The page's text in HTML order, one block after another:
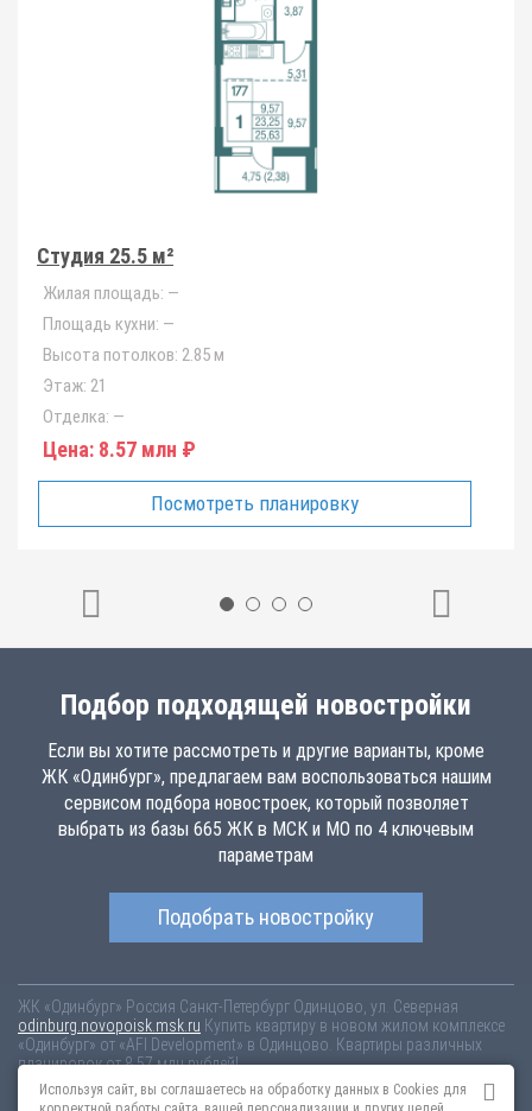
Студия 25.5 м²
Жилая площадь: —
Площадь кухни: —
Высота потолков: 2.85 м
Этаж: 21
Отделка: —
Цена: 8.57 млн ₽
Посмотреть планировку
Подбор подходящей новостройки
Если вы хотите рассмотреть и другие варианты, кроме
ЖК «Одинбург», предлагаем вам воспользоваться нашим
сервисом подбора новостроек, который позволяет
выбрать из базы 665 ЖК в МСК и МО по 4 ключевым
параметрам
Подобрать новостройку
ЖК «Одинбург» Россия Санкт-Петербург Одинцово, ул. Северная
odinburg.novopoisk.msk.ru Купить квартиру в новом жилом комплексе
«Одинбург» от «AFI Development» в Одинцово. Квартиры различных
планировок от 8.57 млн рублей!
Новостройки Санкт-ПетербургаНовостройки Москвы
Используя сайт, вы соглашаетесь на обработку данных в Cookies для